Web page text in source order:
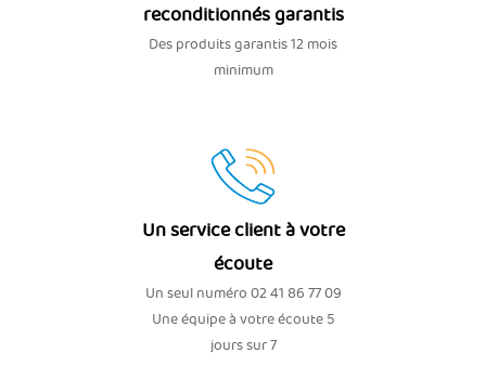
reconditionnés garantis
Des produits garantis 12 mois
minimum
Un service client à votre
écoute
Un seul numéro 02 41 86 77 09
Une équipe à votre écoute 5
jours sur 7